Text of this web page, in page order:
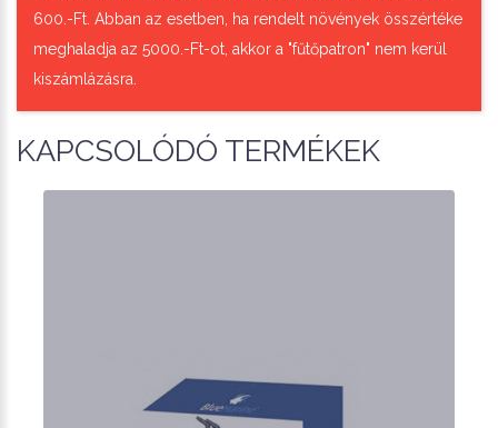
600.-Ft. Abban az esetben, ha rendelt növények összértéke
meghaladja az 5000.-Ft-ot, akkor a "fűtőpatron" nem kerül
kiszámlázásra.
KAPCSOLÓDÓ TERMÉKEK